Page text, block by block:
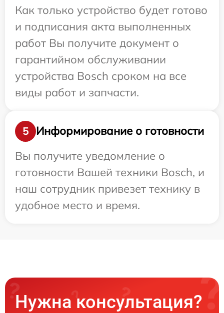
Как только устройство будет готово
и подписания акта выполненных
работ Вы получите документ о
гарантийном обслуживании
устройства Bosch сроком на все
виды работ и запчасти.
5
Информирование о готовности
Вы получите уведомление о
готовности Вашей техники Bosch, и
наш сотрудник привезет технику в
удобное место и время.
Нужна консультация?